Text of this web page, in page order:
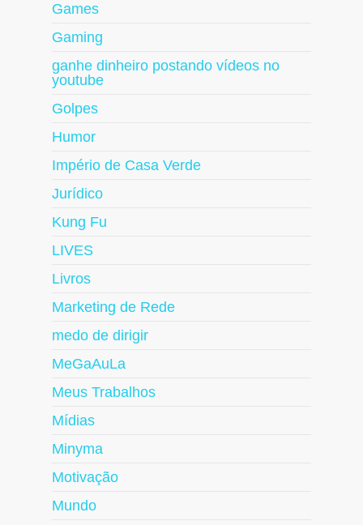
Games
Gaming
ganhe dinheiro postando vídeos no
youtube
Golpes
Humor
Império de Casa Verde
Jurídico
Kung Fu
LIVES
Livros
Marketing de Rede
medo de dirigir
MeGaAuLa
Meus Trabalhos
Mídias
Minyma
Motivação
Mundo